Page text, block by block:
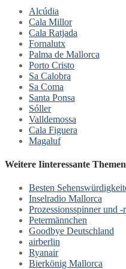
Alcúdia
Cala Millor
Cala Ratjada
Fornalutx
Palma de Mallorca
Porto Cristo
Sa Calobra
Sa Coma
Santa Ponsa
Sóller
Valldemossa
Cala Figuera
Magaluf
Weitere Iinteressante
Besten
Inselradio Mallorca
Prozessionsspinner und -
Petermännchen
Goodbye Deutschland
airberlin
Ryanair
Bierkönig Mallorca